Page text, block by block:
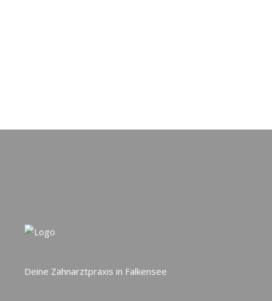
Deine Zahnarztpraxis in Falkensee